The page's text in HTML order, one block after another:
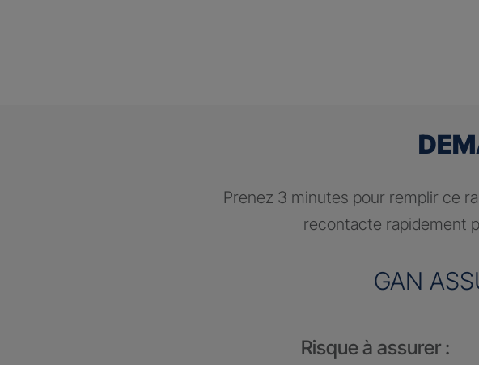
Prenez 3 minutes pour remplir ce
recontacte rapidement
GAN
Risque à assurer :